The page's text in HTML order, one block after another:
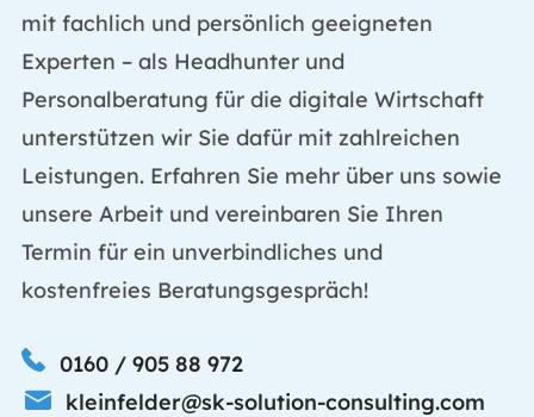
mit fachlich und persönlich geeigneten
Experten – als Headhunter und
Personalberatung für die digitale Wirtschaft
unterstützen wir Sie dafür mit zahlreichen
Leistungen. Erfahren Sie mehr über uns sowie
unsere Arbeit und vereinbaren Sie Ihren
Termin für ein unverbindliches und
kostenfreies Beratungsgespräch!
0160 / 905 88 972
kleinfelder@sk-solution-consulting.com